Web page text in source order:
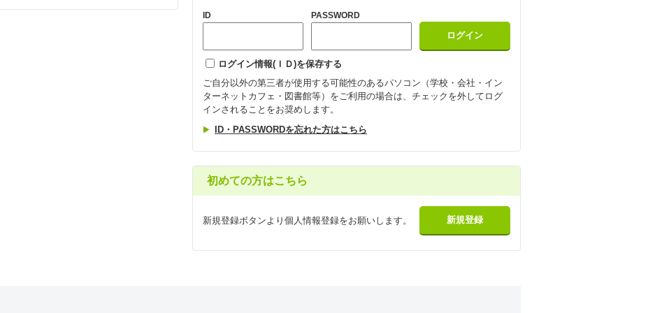
ID PASSWORD
ログイン情報(ＩＤ)を保存する
ご自分以外の第三者が使用する可能性のあるパソコン（学校・会社・イン
ターネットカフェ・図書館等）をご利用の場合は、チェックを外してログ
インされることをお奨めします。
ID・PASSWORDを忘れた方はこちら
初めての方はこちら
新規登録ボタンより個人情報登録をお願いします。